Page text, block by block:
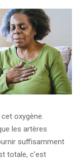
oxygène.
les artères
suffisamment
totale, c’est